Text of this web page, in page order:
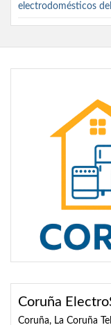
electrodomésticos
Coruña
Coruña, La Coruña